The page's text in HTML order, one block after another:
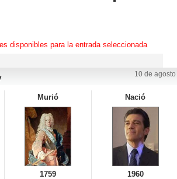
Crear cuenta
disponibles para la entrada seleccionada
10 de agosto
Murió
1759
Nació
1960